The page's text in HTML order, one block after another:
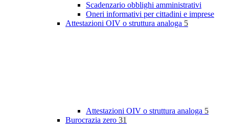
Scadenzario obblighi amministrativi
Oneri informativi per cittadini e imprese
Attestazioni OIV o struttura analoga 5
Attestazioni OIV o struttura analoga 5
Burocrazia zero 31